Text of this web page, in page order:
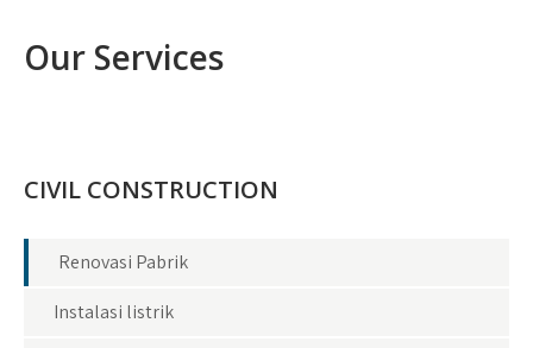
Our Services
CIVIL CONSTRUCTION
Renovasi Pabrik
Instalasi listrik